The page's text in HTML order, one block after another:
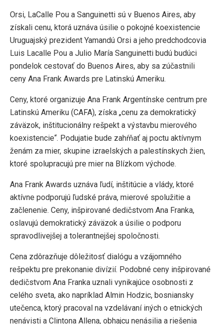
Orsi, LaCalle Pou a Sanguinetti sú v Buenos Aires, aby
získali cenu, ktorá uznáva úsilie o pokojné koexistencie
Uruguajský prezident Yamandú Orsi a jeho predchodcovia
Luis Lacalle Pou a Julio María Sanguinetti budú budúci
pondelok cestovať do Buenos Aires, aby sa zúčastnili
ceny Ana Frank Awards pre Latinskú Ameriku.
Ceny, ktoré organizuje Ana Frank Argentínske centrum pre
Latinskú Ameriku (CAFA), získa „cenu za demokratický
záväzok, inštitucionálny rešpekt a výstavbu mierového
koexistencie“. Podujatie bude zahŕňať aj poctu aktívnym
ženám za mier, skupine izraelských a palestínskych žien,
ktoré spolupracujú pre mier na Blízkom východe.
Ana Frank Awards uznáva ľudí, inštitúcie a vlády, ktoré
aktívne podporujú ľudské práva, mierové spolužitie a
začlenenie. Ceny, inšpirované dedičstvom Ana Franka,
oslavujú demokratický záväzok a úsilie o podporu
spravodlivejšej a tolerantnejšej spoločnosti.
Cena zdôrazňuje dôležitosť dialógu a vzájomného
rešpektu pre prekonanie divízií. Podobné ceny inšpirované
dedičstvom Ana Franka uznali vynikajúce osobnosti z
celého sveta, ako napríklad Almin Hodzic, bosniansky
utečenca, ktorý pracoval na vzdelávaní iných o etnických
nenávisti a Clintona Allena, obhajcu nenásilia a riešenia